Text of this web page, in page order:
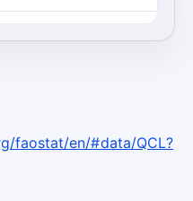
faostat/en/#data/QCL?